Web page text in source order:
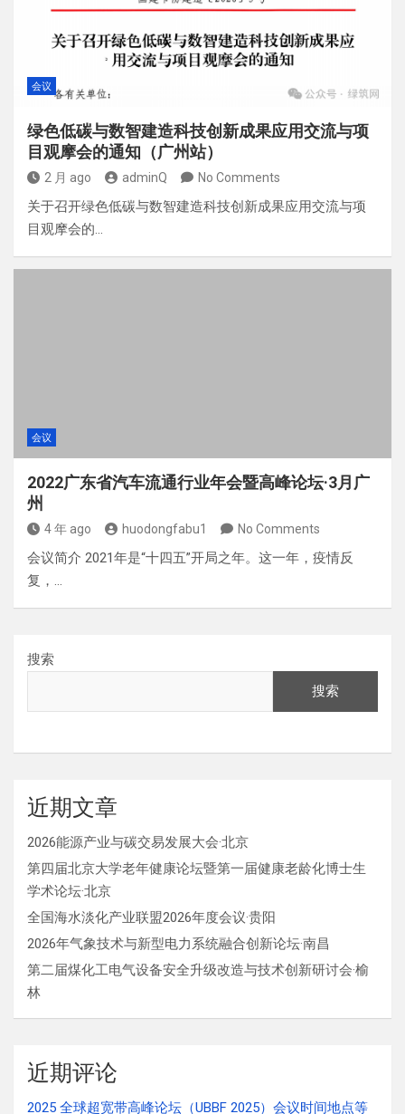
会议
绿色低碳与数智建造科技创新成果应用交流与项
目观摩会的通知（广州站）
2 月 ago adminQ No Comments
关于召开绿色低碳与数智建造科技创新成果应用交流与项
目观摩会的…
会议
2022广东省汽车流通行业年会暨高峰论坛·3月广
州
4 年 ago huodongfabu1 No Comments
会议简介 2021年是“十四五”开局之年。这一年，疫情反
复，…
搜索
搜索
近期文章
2026能源产业与碳交易发展大会·北京
第四届北京大学老年健康论坛暨第一届健康老龄化博士生
学术论坛·北京
全国海水淡化产业联盟2026年度会议·贵阳
2026年气象技术与新型电力系统融合创新论坛·南昌
第二届煤化工电气设备安全升级改造与技术创新研讨会·榆
林
近期评论
2025 全球超宽带高峰论坛（UBBF 2025）会议时间地点等